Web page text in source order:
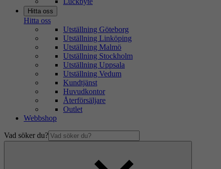
Hitta oss
Hitta oss
Utställning Göteborg
Utställning Linköping
Utställning Malmö
Utställning Stockholm
Utställning Uppsala
Utställning Vedum
Kundtjänst
Huvudkontor
Återförsäljare
Outlet
Webbshop
Vad söker du?